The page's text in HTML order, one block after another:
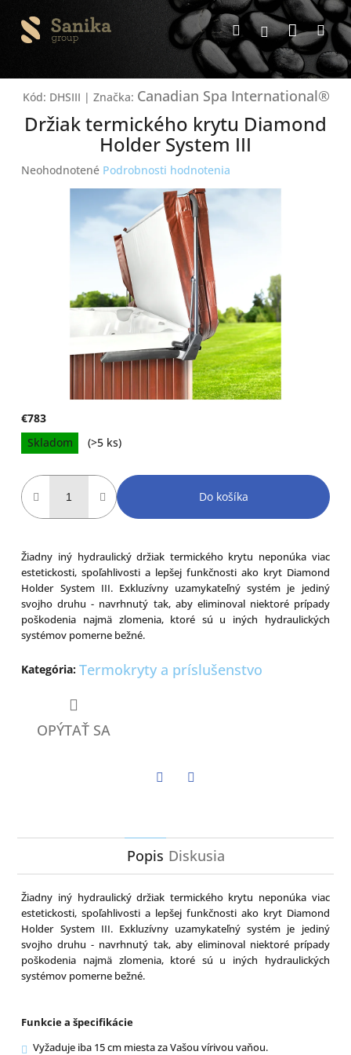
obsah
HľadaťPrihlásenie
košík
Kód: DHSIII | Značka: Canadian Spa International®
Držiak termického krytu Diamond
Holder System III
Priemerné
hodnotenie
Neohodnotené Podrobnosti hodnotenia
€783
Jednotková
cena:
Skladom (>5 ks)
Do košíka
Žiadny iný hydraulický držiak termického krytu neponúka viac
estetickosti, spoľahlivosti a lepšej funkčnosti ako kryt Diamond
Holder System III. Exkluzívny uzamykateľný systém je jediný
svojho druhu - navrhnutý tak, aby eliminoval niektoré prípady
poškodenia najmä zlomenia, ktoré sú u iných hydraulických
systémov pomerne bežné.
Kategória: Termokryty a príslušenstvo
OPÝTAŤ SA
Popis Diskusia
Žiadny iný hydraulický držiak termického krytu neponúka viac
estetickosti, spoľahlivosti a lepšej funkčnosti ako kryt Diamond
Holder System III. Exkluzívny uzamykateľný systém je jediný
svojho druhu - navrhnutý tak, aby eliminoval niektoré prípady
poškodenia najmä zlomenia, ktoré sú u iných hydraulických
systémov pomerne bežné.
Funkcie a špecifikácie
Vyžaduje iba 15 cm miesta za Vašou vírivou vaňou.